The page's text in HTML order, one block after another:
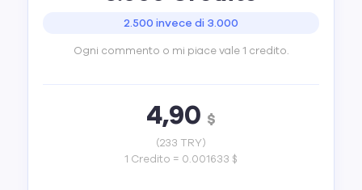
2.500 invece di 3.000
Ogni commento o mi piace vale 1 credito.
4,90 $
(233 TRY)
1 Credito = 0.001633 $